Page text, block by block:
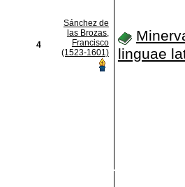
4
Sánchez de
las Brozas,
Francisco
(1523-1601)
linguae